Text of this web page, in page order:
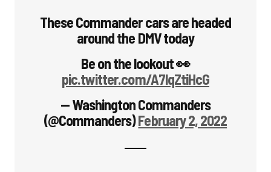
These Commander cars are headed
around the DMV today
Be on the lookout 👀
pic.twitter.com/A7lqZtiHcG
— Washington Commanders
(@Commanders)February 2, 2022